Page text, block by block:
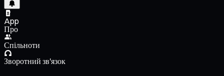
App
Про
Спільноти
Зворотний зв'язок